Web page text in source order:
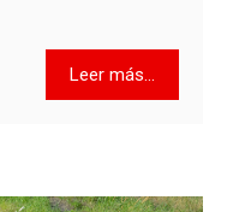
Leer más...